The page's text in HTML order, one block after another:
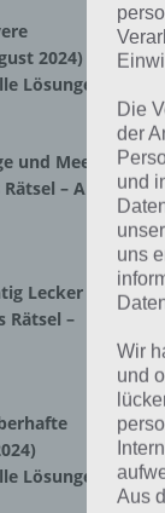
wir
2024)
Lösungen
und Meer
– Alle
Lecker
Rätsel –
Lösungen
Die
der
und
uns
Wir
und
Aus